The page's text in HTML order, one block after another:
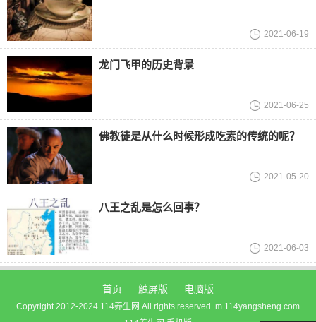
2021-06-19
龙门飞甲的历史背景
2021-06-25
佛教徒是从什么时候形成吃素的传统的呢？
2021-05-20
八王之乱是怎么回事？
2021-06-03
首页 触屏版 电脑版
Copyright 2012-2024 114养生网 All rights reserved. m.114yangsheng.com